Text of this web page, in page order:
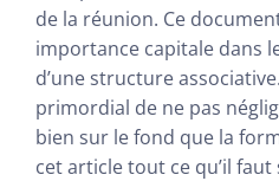
de la réunion. Ce
importance capitale dans
d’une structure
primordial de ne pas
bien sur le fond que la
cet article tout ce qu’il